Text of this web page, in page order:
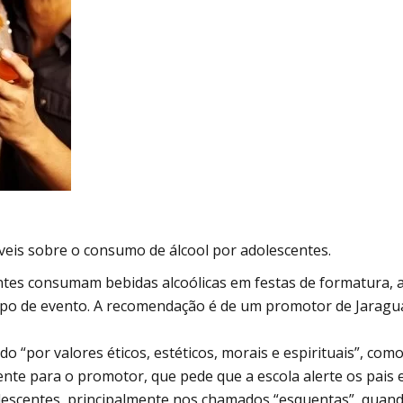
sobre o consumo de álcool por adolescentes.
consumam bebidas alcoólicas em festas de formatura,
de evento. A recomendação é de um promotor de
“por valores éticos, estéticos, morais e espirituais”,
para o promotor, que pede que a escola alerte os pais